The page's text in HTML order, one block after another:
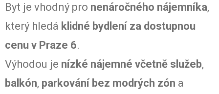
Byt je vhodný pro nenáročného nájemníka,
který hledá klidné bydlení za dostupnou
cenu v Praze 6.
Výhodou je nízké nájemné včetně služeb,
balkón, parkování bez modrých zón a